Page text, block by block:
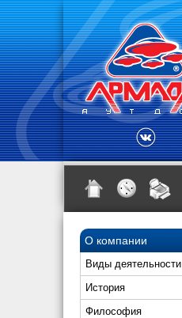
О компании
Виды деятельности
История
Философия